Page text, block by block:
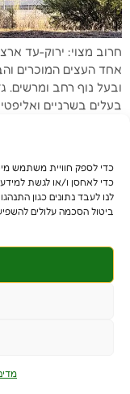
כדי לאחסן ו/או לגשת
לנו לעבד נתונים כגון
ביטול הסכמה עלולים
אחד העצים המוכרים
ובעל נוף רחב ומרשים.
בעלים בשרניים
לציין שעץ החרוב רגיש